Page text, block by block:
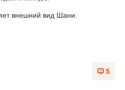
внешний вид Шани.
5